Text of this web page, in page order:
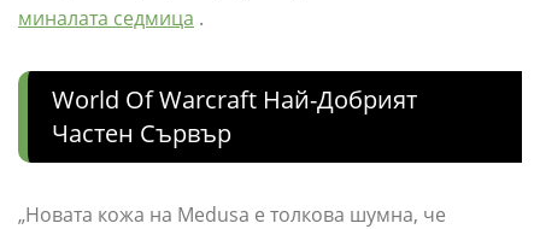
миналата седмица .
World Of Warcraft Най-Добрият
Частен Сървър
„Новата кожа на Medusa е толкова шумна, че